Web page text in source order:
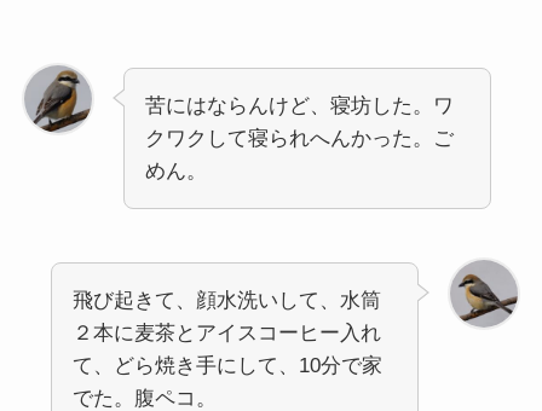
苦にはならんけど、寝坊した。ワ
クワクして寝られへんかった。ご
めん。
飛び起きて、顔水洗いして、水筒
２本に麦茶とアイスコーヒー入れ
て、どら焼き手にして、10分で家
でた。腹ペコ。